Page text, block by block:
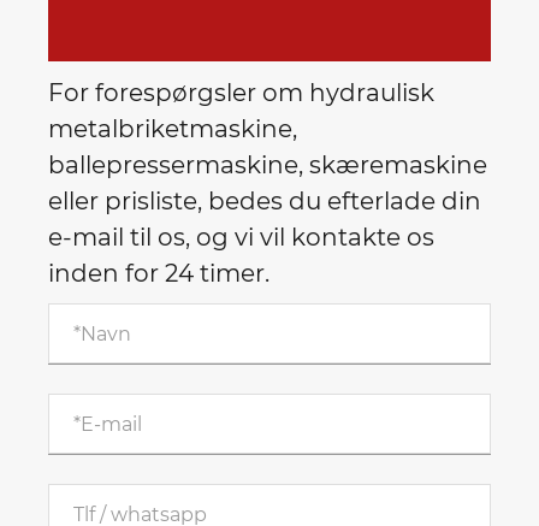
For forespørgsler om hydraulisk
metalbriketmaskine,
ballepressermaskine, skæremaskine
eller prisliste, bedes du efterlade din
e-mail til os, og vi vil kontakte os
inden for 24 timer.